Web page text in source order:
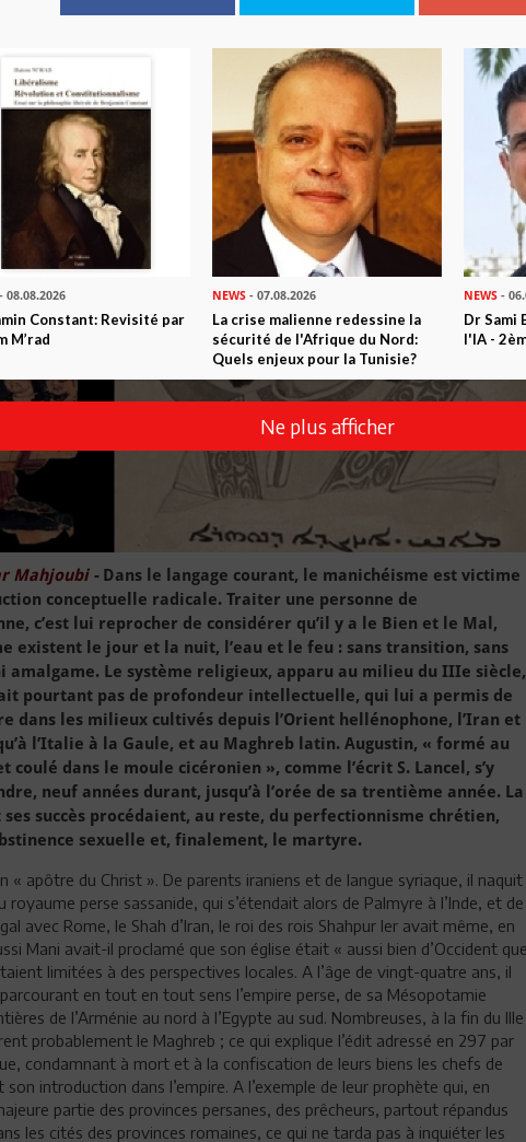
Mahjoubi -Dans le langage courant, le manichéisme est victime
conceptuelle radicale. Traiter une personne de
c’est lui reprocher de considérer qu’il y a le Bien et le Mal,
existent le jour et la nuit, l’eau et le feu : sans transition, sans
amalgame. Le système religieux, apparu au milieu du IIIe siècle,
pourtant pas de profondeur intellectuelle, qui lui a permis de
dans les milieux cultivés depuis l’Orient hellénophone, l’Iran et
l’Italie à la Gaule, et au Maghreb latin. Augustin, « formé au
coulé dans le moule cicéronien », comme l’écrit S. Lancel, s’y
neuf années durant, jusqu’à l’orée de sa trentième année. La
succès procédaient, au reste, du perfectionnisme chrétien,
sexuelle et, finalement, le martyre.
« apôtre du Christ ». De parents iraniens et de langue syriaque, il naquit
perse sassanide, qui s’étendait alors de Palmyre à l’Inde, et de
avec Rome, le Shah d’Iran, le roi des rois Shahpur Ier avait même, en
Mani avait-il proclamé que son église était « aussi bien d’Occident que
limitées à des perspectives locales. A l’âge de vingt-quatre ans, il
en tout en tout sens l’empire perse, de sa Mésopotamie
de l’Arménie au nord à l’Egypte au sud. Nombreuses, à la fin du IIIe
probablement le Maghreb ; ce qui explique l’édit adressé en 297 par
condamnant à mort et à la confiscation de leurs biens les chefs de
introduction dans l’empire. A l’exemple de leur prophète qui, en
partie des provinces persanes, des prêcheurs, partout répandus
les cités des provinces romaines, ce qui ne tarda pas à inquiéter les
- 08.08.2026
Constant: Revisité par
M’rad
NEWS - 07.08.2026
La crise malienne redessine la
sécurité de l'Afrique du Nord:
Quels enjeux pour la Tunisie?
NEWS-
Dr Sami
l'IA -
Ne plus afficher